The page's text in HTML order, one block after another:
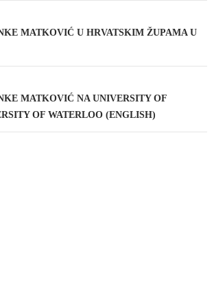
MATKOVIĆ U HRVATSKIM ŽUPAMA U
MATKOVIĆ NA UNIVERSITY OF
OF WATERLOO (ENGLISH)